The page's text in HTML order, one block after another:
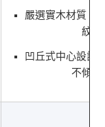
嚴選實木材質，
紋
凹丘式中心設計
不傾倒